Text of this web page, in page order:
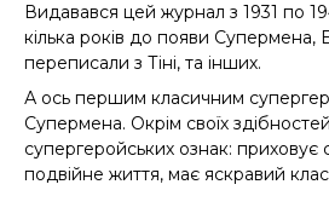
Видавався цей журнал з 1931 по
кілька років до появи Супермена,
переписали з Тіні, та інших.
А ось першим класичним
Супермена. Окрім своїх
супергеройських ознак: приховує
подвійне життя, має яскравий